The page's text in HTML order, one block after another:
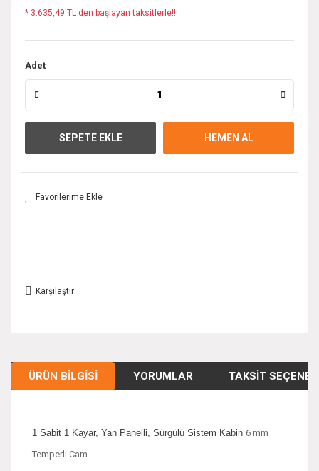
* 3.635,49 TL den başlayan taksitlerle!!
Adet
SEPETE EKLE HEMEN AL
Karşılaştır
ÜRÜN BILGISI YORUMLAR TAKSIT
1 Sabit 1 Kayar, Yan Panelli, Sürgülü Sistem Kabin 6 mm
Temperli Cam